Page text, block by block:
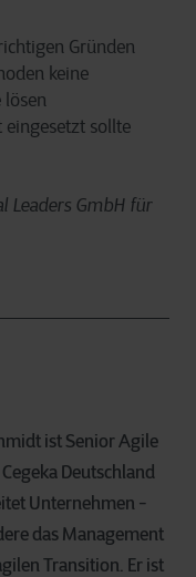
Gründen
keine
lösen
sollte
Leaders GmbH für
ist Senior Agile
Deutschland
Unternehmen -
das Management
Transition. Er ist